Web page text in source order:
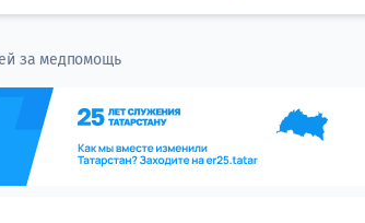
за медпомощь